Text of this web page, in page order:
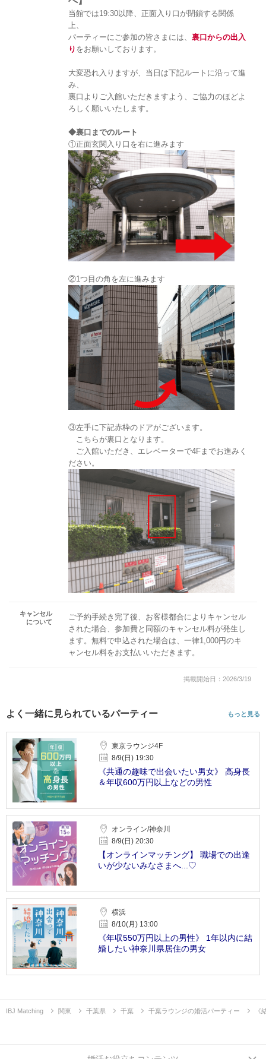
当館では19:30以降、正面入り口が閉鎖する関係
上、
パーティーにご参加の皆さまには、 裏口からの出入
り をお願いしております。
大変恐れ入りますが、当日は下記ルートに沿って進
み、
裏口よりご入館いただきますよう、ご協力のほどよ
ろしく願いいたします。
◆裏口までのルート
①正面玄関入り口を右に進みます
②1つ目の角を左に進みます
③左手に下記赤枠のドアがございます。
こちらが裏口となります。
ご入館いただき、エレベーターで4Fまでお進みく
ださい。
キャンセル
について
ご予約手続き完了後、お客様都合によりキャンセル
された場合、参加費と同額のキャンセル料が発生し
ます。無料で申込された場合は、一律1,000円のキ
ャンセル料をお支払いいただきます。
掲載開始日：2026/3/19
よく一緒に見られているパーティー もっと見る
東京ラウンジ4F
8/9(日) 19:30
《共通の趣味で出会いたい男女》 高身長
＆年収600万円以上などの男性
オンライン/神奈川
8/9(日) 20:30
【オンラインマッチング】 職場での出逢
いが少ないみなさまへ...♡
横浜
8/10(月) 13:00
《年収550万円以上の男性》 1年以内に結
婚したい神奈川県居住の男女
IBJ Matching 関東 千葉県 千葉 千葉ラウンジの婚活パーティー 《